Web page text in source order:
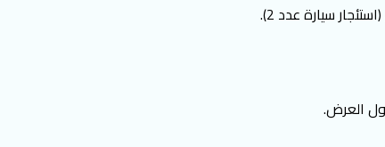
سيارة عدد 2).
العرض.